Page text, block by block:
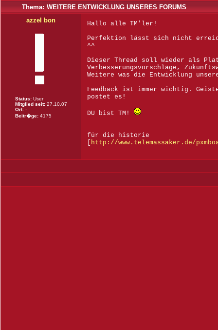
Thema: WEITERE ENTWICKLUNG UNSERES FORUMS
azzel bon
Status: User
Mitglied seit: 27.10.07
Ort: -
Beitr�ge: 4175
Hallo alle TM'ler!
Perfektion lässt sich nicht
^^
Dieser Thread soll wieder als
Verbesserungsvorschläge,
Weitere was die Entwicklung
Feedback ist immer wichtig.
postet es!
DU bist TM!
für die historie
http://www.telemassaker.de/